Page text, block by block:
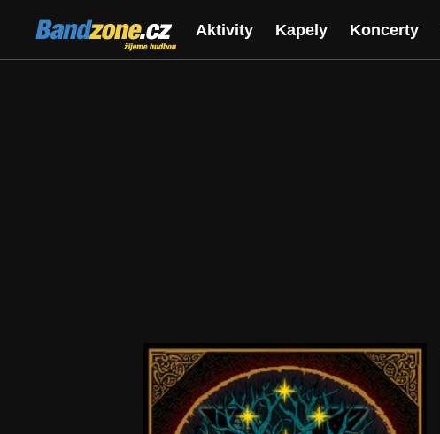
Bandzone.cz
žijeme hudbou
Aktivity Kapely Koncerty